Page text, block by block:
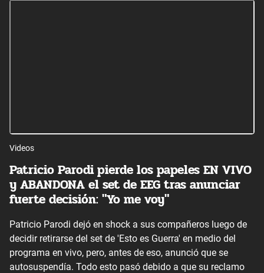
Videos
Patricio Parodi pierde los papeles EN VIVO
y ABANDONA el set de EEG tras anunciar
fuerte decisión: "Yo me voy"
Patricio Parodi dejó en shock a sus compañeros luego de
decidir retirarse del set de 'Esto es Guerra' en medio del
programa en vivo, pero, antes de eso, anunció que se
autosuspendía. Todo esto pasó debido a que su reclamo